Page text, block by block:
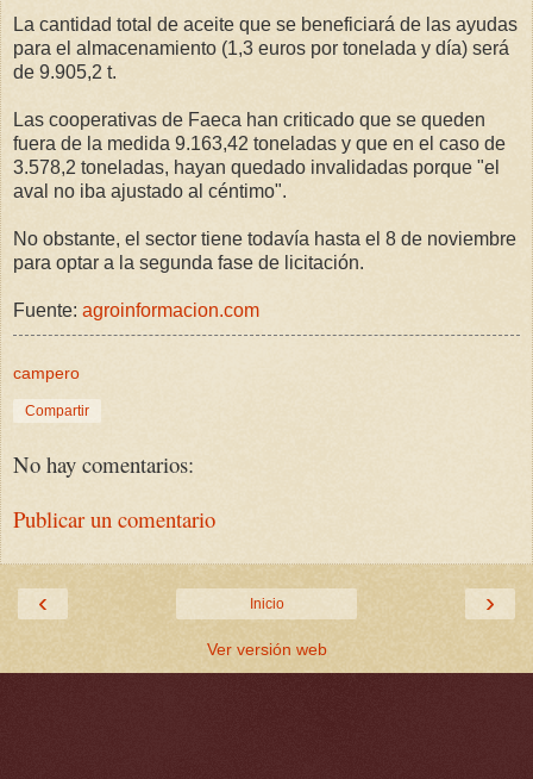
La cantidad total de aceite que se beneficiará de las ayudas
para el almacenamiento (1,3 euros por tonelada y día) será
de 9.905,2 t.
Las cooperativas de Faeca han criticado que se queden
fuera de la medida 9.163,42 toneladas y que en el caso de
3.578,2 toneladas, hayan quedado invalidadas porque "el
aval no iba ajustado al céntimo".
No obstante, el sector tiene todavía hasta el 8 de noviembre
para optar a la segunda fase de licitación.
Fuente: agroinformacion.com
campero
Compartir
No hay comentarios:
Publicar un comentario
‹ ›
Inicio
Ver versión web